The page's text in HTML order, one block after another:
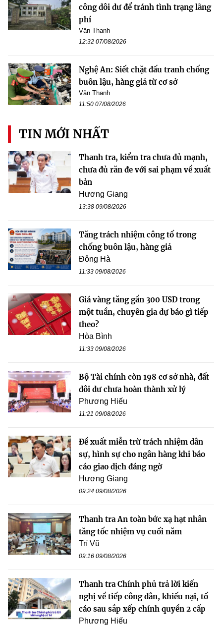
công dôi dư để tránh tình trạng lãng
phí
Văn Thanh
12:32 07/08/2026
Nghệ An: Siết chặt đấu tranh chống
buôn lậu, hàng giả từ cơ sở
Văn Thanh
11:50 07/08/2026
TIN MỚI NHẤT
Thanh tra, kiểm tra chưa đủ mạnh,
chưa đủ răn đe với sai phạm về xuất
bản
Hương Giang
13:38 09/08/2026
Tăng trách nhiệm công tố trong
chống buôn lậu, hàng giả
Đông Hà
11:33 09/08/2026
Giá vàng tăng gần 300 USD trong
một tuần, chuyên gia dự báo gì tiếp
theo?
Hòa Bình
11:33 09/08/2026
Bộ Tài chính còn 198 cơ sở nhà, đất
dôi dư chưa hoàn thành xử lý
Phương Hiếu
11:21 09/08/2026
Đề xuất miễn trừ trách nhiệm dân
sự, hình sự cho ngân hàng khi báo
cáo giao dịch đáng ngờ
Hương Giang
09:24 09/08/2026
Thanh tra An toàn bức xạ hạt nhân
tăng tốc nhiệm vụ cuối năm
Trí Vũ
09:16 09/08/2026
Thanh tra Chính phủ trả lời kiến
nghị về tiếp công dân, khiếu nại, tố
cáo sau sắp xếp chính quyền 2 cấp
Phương Hiếu